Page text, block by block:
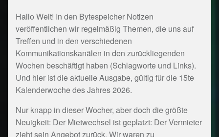
Hallo Welt! In den Bytespeicher Notizen
veröffentlichen wir regelmäßig Themen, die uns auf
Treffen und in den verschiedenen
Kommunikationskanälen in den zurückliegenden
Wochen beschäftigt haben (Schlagworte und Links).
Und hier ist die aktuelle Ausgabe, gültig für die 15te
Kalenderwoche des Jahres 2026.
Nur knapp in dieser Wocher, aber doch die größte
Neuigkeit: Der Mietwechsel ist geplatzt: Der Vermieter
zieht sein Angebot zurück. Wir waren zu